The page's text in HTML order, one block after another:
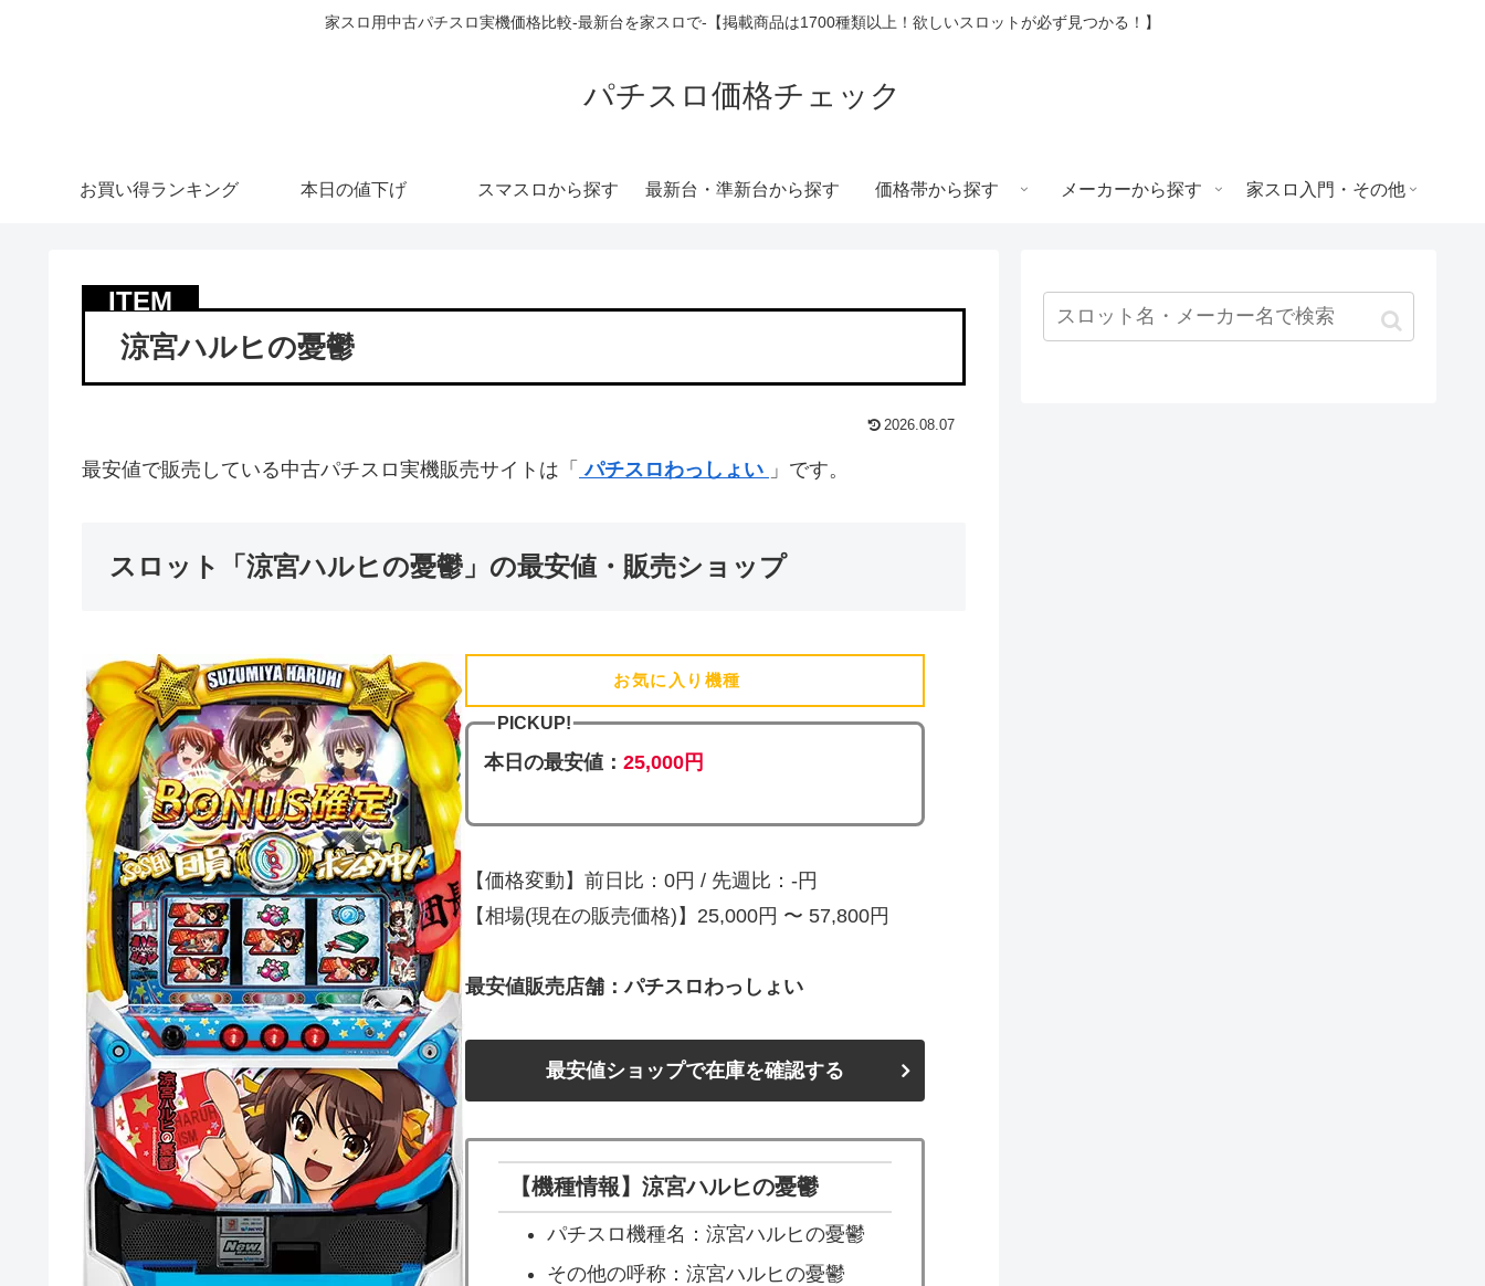
家スロ用中古パチスロ実機価格比較-最新台を家スロで-【掲載商品は1700種類以上！欲しいスロットが必ず見つかる！】
パチスロ価格チェック
お買い得ランキング 本日の値下げ スマスロから探す 最新台・準新台から探す 価格帯から探す メーカーから探す 家スロ入門・その他
涼宮ハルヒの憂鬱
2026.08.07
最安値で販売している中古パチスロ実機販売サイトは「 パチスロわっしょい 」です。
スロット「涼宮ハルヒの憂鬱」の最安値・販売ショップ
お気に入り機種
PICKUP!
本日の最安値：25,000円
【価格変動】前日比：0円 / 先週比：-円
【相場(現在の販売価格)】25,000円 〜 57,800円
最安値販売店舗：パチスロわっしょい
最安値ショップで在庫を確認する
【機種情報】涼宮ハルヒの憂鬱
パチスロ機種名：涼宮ハルヒの憂鬱
その他の呼称：涼宮ハルヒの憂鬱